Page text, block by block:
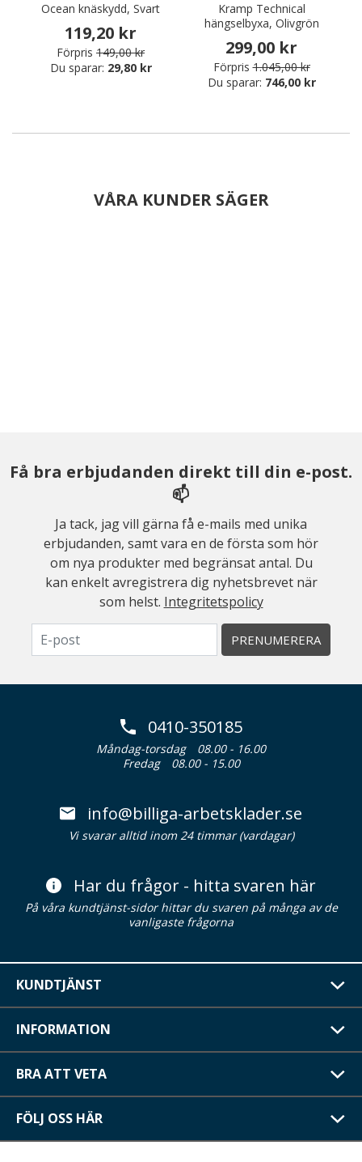
Ocean knäskydd, Svart
119,20 kr
Förpris 149,00 kr
Du sparar: 29,80 kr
Kramp Technical
hängselbyxa, Olivgrön
299,00 kr
Förpris 1.045,00 kr
Du sparar: 746,00 kr
VÅRA KUNDER SÄGER
Få bra erbjudanden direkt till din e-post.
📫
Ja tack, jag vill gärna få e-mails med unika
erbjudanden, samt vara en de första som hör
om nya produkter med begränsat antal. Du
kan enkelt avregistrera dig nyhetsbrevet när
som helst. Integritetspolicy
PRENUMERERA
0410-350185
Måndag-torsdag
08.00 - 16.00
Fredag
08.00 - 15.00
info@billiga-arbetsklader.se
Vi svarar alltid inom 24 timmar (vardagar)
Har du frågor - hitta svaren här
På våra kundtjänst-sidor hittar du svaren på många av de
vanligaste frågorna
KUNDTJÄNST
INFORMATION
BRA ATT VETA
FÖLJ OSS HÄR